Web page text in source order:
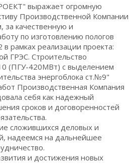
выражает огромную
Производственной Компании
за качественную и
по изготовлению пологов
рамках реализации проекта:
ГРЭС. Строительство
(ПГУ-420МВт) с выделением
энергоблока ст.№9"
Производственная Компания
себя как надежный
сроков и договоренностей
сложившихся деловых и
надеемся на дальнейшее
и достижения новых